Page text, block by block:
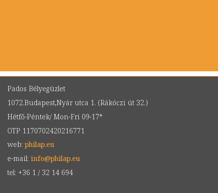
Pados Bélyegüzlet
1072.Budapest,Nyár utca 1. (Rákóczi út 32.)
Hétfő-Péntek/ Mon-Fri 09-17*
OTP 1170702420216771
web:philap.eu
e-mail: info@philap.eu
tel: +36 1 / 32 14 694